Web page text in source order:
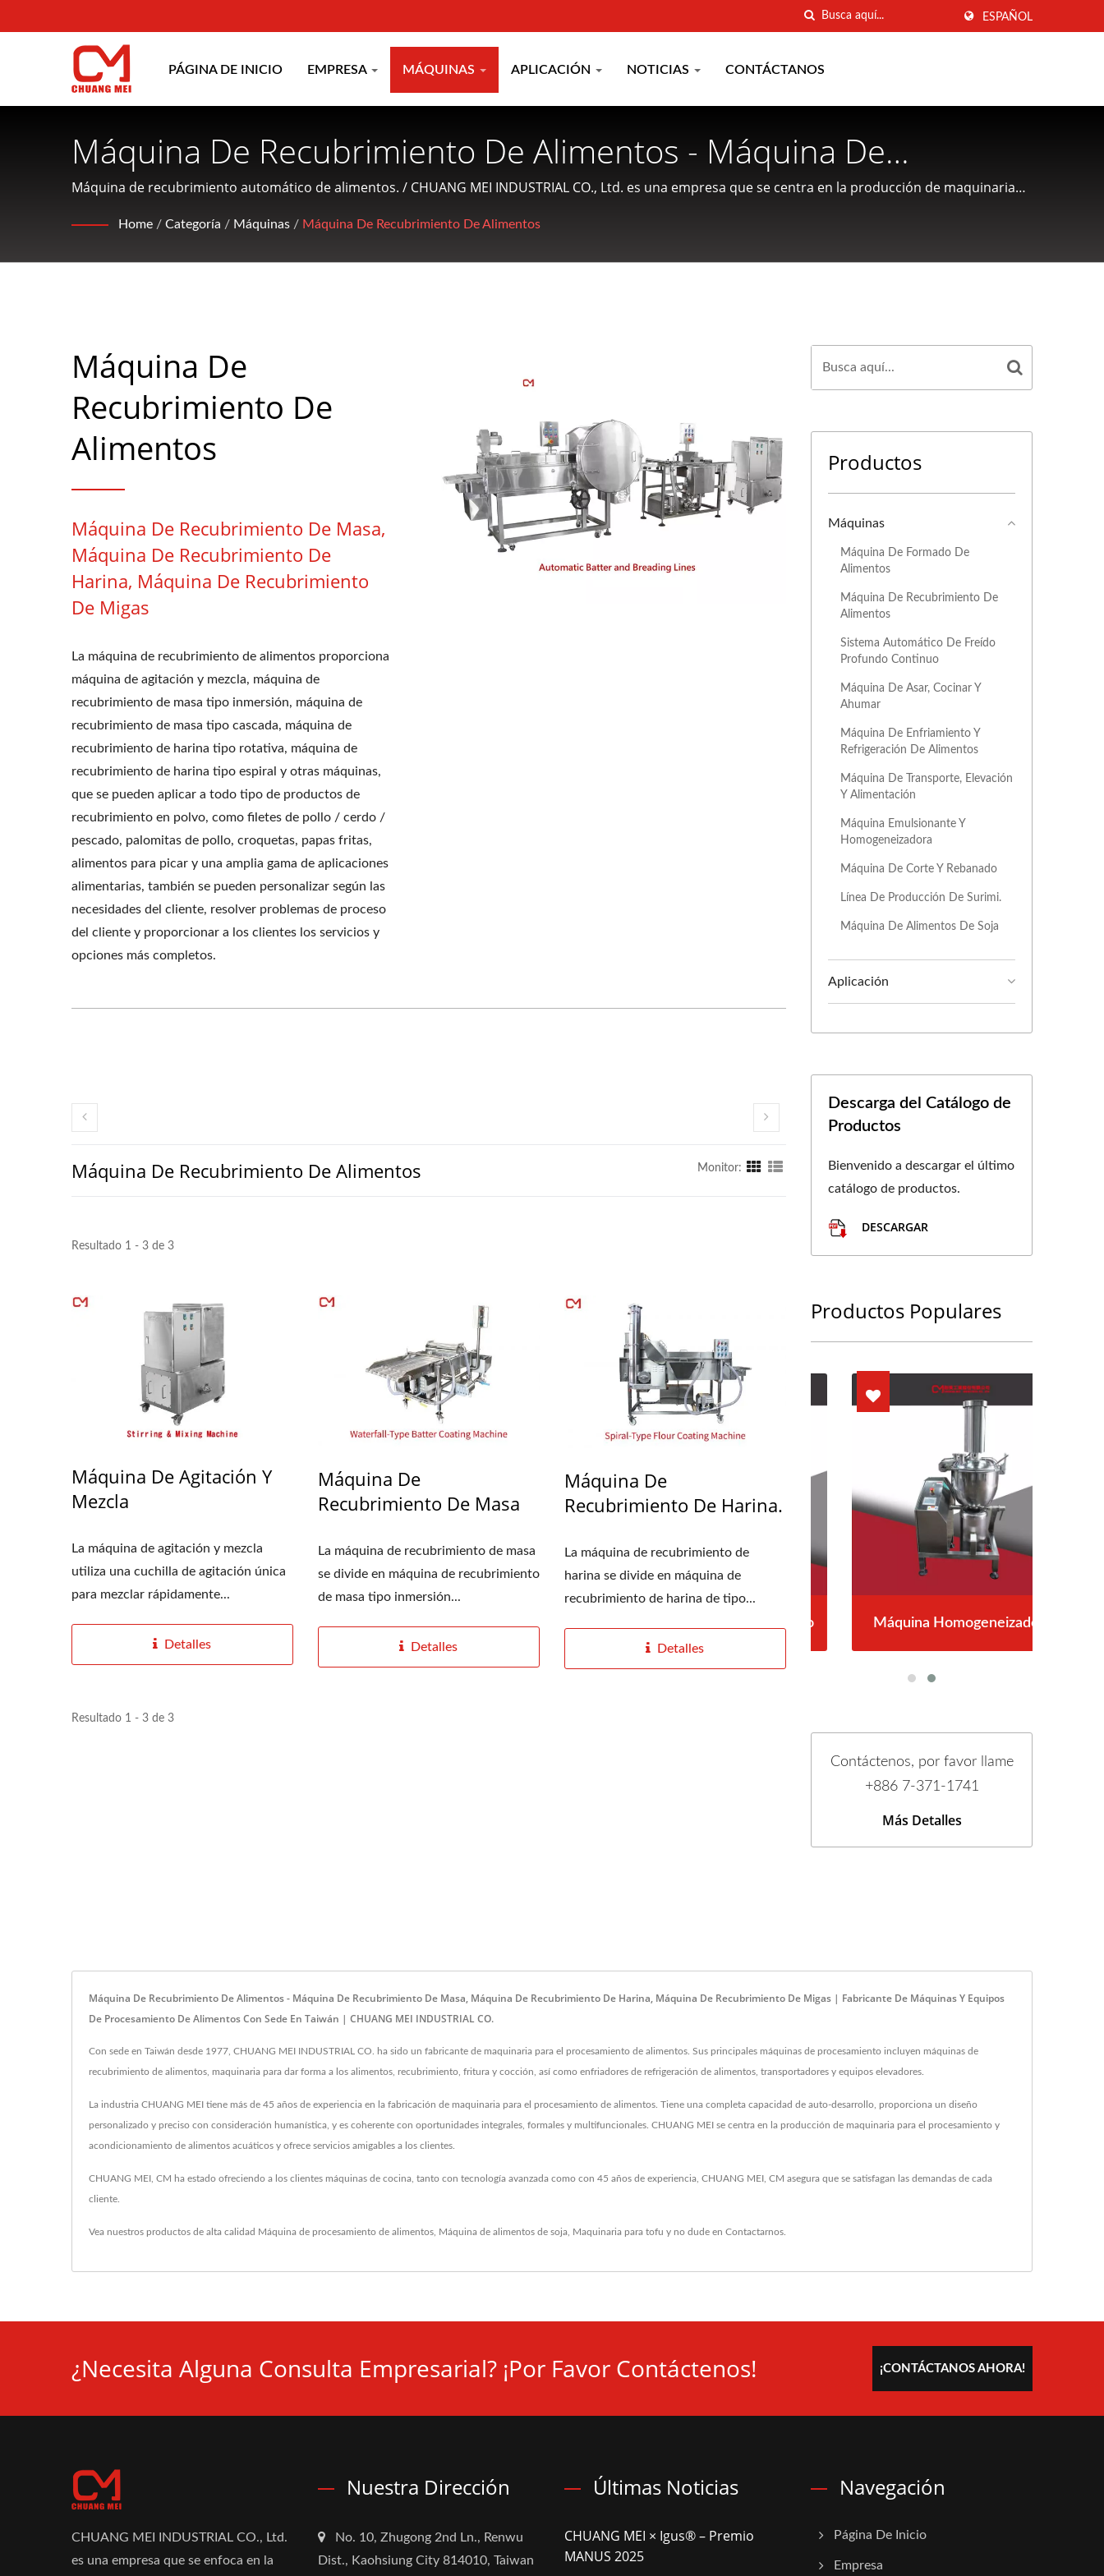
ESPAÑOL
PÁGINA DE INICIO EMPRESA MÁQUINAS APLICACIÓN NOTICIAS CONTÁCTANOS
Máquina De Recubrimiento De Alimentos - Máquina De
Recubrimiento De Masa, Máquina De Recubrimiento De Harina,
Máquina De Recubrimiento De Migas | Fabricante De Máquinas
Y Equipos De Procesamiento De Alimentos Con Sede En Taiwán |
Máquina de recubrimiento automático de alimentos. / CHUANG MEI INDUSTRIAL CO., Ltd. es una empresa que se centra en la producción de maquinaria
Home / Categoría / Máquinas / Máquina De Recubrimiento De Alimentos
Máquina De
Recubrimiento De
Alimentos
Máquina De Recubrimiento De Masa,
Máquina De Recubrimiento De
Harina, Máquina De Recubrimiento
De Migas
La máquina de recubrimiento de alimentos proporciona
máquina de agitación y mezcla, máquina de
recubrimiento de masa tipo inmersión, máquina de
recubrimiento de masa tipo cascada, máquina de
recubrimiento de harina tipo rotativa, máquina de
recubrimiento de harina tipo espiral y otras máquinas,
que se pueden aplicar a todo tipo de productos de
recubrimiento en polvo, como filetes de pollo / cerdo /
pescado, palomitas de pollo, croquetas, papas fritas,
alimentos para picar y una amplia gama de aplicaciones
alimentarias, también se pueden personalizar según las
necesidades del cliente, resolver problemas de proceso
del cliente y proporcionar a los clientes los servicios y
opciones más completos.
Máquina De Recubrimiento De Alimentos Monitor:
Resultado 1 - 3 de 3
Máquina De Agitación Y
Mezcla
La máquina de agitación y mezcla
utiliza una cuchilla de agitación única
para mezclar rápidamente...
Detalles
Máquina De
Recubrimiento De Masa
La máquina de recubrimiento de masa
se divide en máquina de recubrimiento
de masa tipo inmersión...
Detalles
Máquina De
Recubrimiento De Harina.
La máquina de recubrimiento de
harina se divide en máquina de
recubrimiento de harina de tipo...
Detalles
Resultado 1 - 3 de 3
Productos
Máquinas
Máquina De Formado De
Alimentos
Máquina De Recubrimiento De
Alimentos
Sistema Automático De Freído
Profundo Continuo
Máquina De Asar, Cocinar Y
Ahumar
Máquina De Enfriamiento Y
Refrigeración De Alimentos
Máquina De Transporte, Elevación
Y Alimentación
Máquina Emulsionante Y
Homogeneizadora
Máquina De Corte Y Rebanado
Línea De Producción De Surimi.
Máquina De Alimentos De Soja
Aplicación
Descarga del Catálogo de
Productos
Bienvenido a descargar el último
catálogo de productos.
DESCARGAR
Productos Populares
Filtro De Extrusión Por Rodillo Máquina Homogeneizadora Máquina Homogeneizadora
Contáctenos, por favor llame
+886 7-371-1741
Más Detalles
Máquina De Recubrimiento De Alimentos - Máquina De Recubrimiento De Masa, Máquina De Recubrimiento De Harina, Máquina De Recubrimiento De Migas | Fabricante De Máquinas Y Equipos
De Procesamiento De Alimentos Con Sede En Taiwán | CHUANG MEI INDUSTRIAL CO.
Con sede en Taiwán desde 1977, CHUANG MEI INDUSTRIAL CO. ha sido un fabricante de maquinaria para el procesamiento de alimentos. Sus principales máquinas de procesamiento incluyen máquinas de
recubrimiento de alimentos, maquinaria para dar forma a los alimentos, recubrimiento, fritura y cocción, así como enfriadores de refrigeración de alimentos, transportadores y equipos elevadores.
La industria CHUANG MEI tiene más de 45 años de experiencia en la fabricación de maquinaria para el procesamiento de alimentos. Tiene una completa capacidad de auto-desarrollo, proporciona un diseño
personalizado y preciso con consideración humanística, y es coherente con oportunidades integrales, formales y multifuncionales. CHUANG MEI se centra en la producción de maquinaria para el procesamiento y
acondicionamiento de alimentos acuáticos y ofrece servicios amigables a los clientes.
CHUANG MEI, CM ha estado ofreciendo a los clientes máquinas de cocina, tanto con tecnología avanzada como con 45 años de experiencia, CHUANG MEI, CM asegura que se satisfagan las demandas de cada
cliente.
Vea nuestros productos de alta calidad Máquina de procesamiento de alimentos Máquina de alimentos de soja Maquinaria para tofu y no dude en Contactarnos
¿Necesita Alguna Consulta Empresarial? ¡Por Favor Contáctenos! ¡CONTÁCTANOS AHORA!
CHUANG MEI INDUSTRIAL CO., Ltd.
es una empresa que se enfoca en la
Nuestra Dirección
No. 10, Zhugong 2nd Ln., Renwu
Dist., Kaohsiung City 814010, Taiwan
Últimas Noticias
CHUANG MEI × Igus® – Premio
MANUS 2025
Navegación
Página De Inicio
Empresa